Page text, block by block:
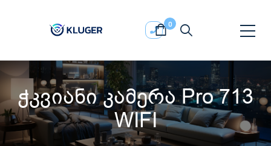
0
ჭკვიანი კამერა Pro 713
WIFI